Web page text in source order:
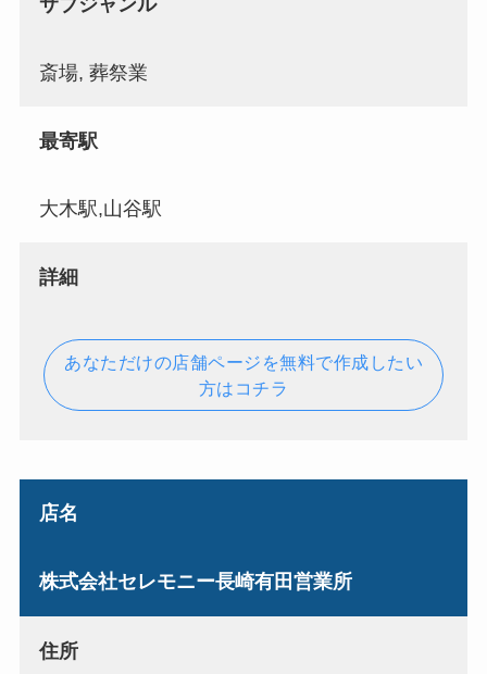
サブジャンル
斎場, 葬祭業
最寄駅
大木駅,山谷駅
詳細
あなただけの店舗ページを無料で作成したい
方はコチラ
店名
株式会社セレモニー長崎有田営業所
住所